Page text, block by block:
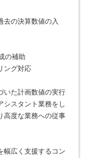
去の決算数値の入
の補助
ング対応
いた計画数値の実行
シスタント業務をし
高度な業務への従事
幅広く支援するコン